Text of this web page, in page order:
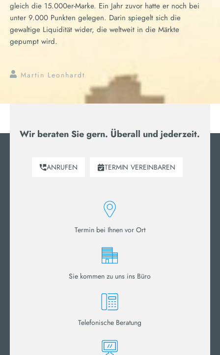
gleich die 15.000er-Marke. Ein Jahr zuvor hatte er noch bei
unter 9.000 Punkten gelegen. Darin spiegelt sich die
gewaltige Liquidität wider, die weltweit in die Märkte
gepumpt wird.
Martin Leonhardt
Wir beraten Sie gern. Überall und jederzeit.
ANRUFEN TERMIN VEREINBAREN
Termin bei Ihnen vor Ort
Sie kommen zu uns ins Büro
Telefonische Beratung